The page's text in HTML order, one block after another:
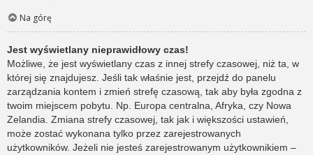
Na górę
Jest wyświetlany nieprawidłowy czas!
Możliwe, że jest wyświetlany czas z innej strefy czasowej, niż ta, w
której się znajdujesz. Jeśli tak właśnie jest, przejdź do panelu
zarządzania kontem i zmień strefę czasową, tak aby była zgodna z
twoim miejscem pobytu. Np. Europa centralna, Afryka, czy Nowa
Zelandia. Zmiana strefy czasowej, tak jak i większości ustawień,
może zostać wykonana tylko przez zarejestrowanych
użytkowników. Jeżeli nie jesteś zarejestrowanym użytkownikiem –